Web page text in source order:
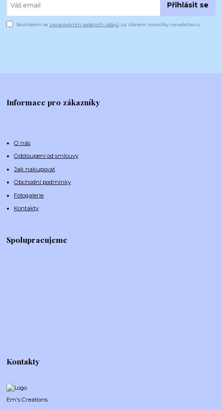
Přihlásit se
Souhlasím se zpracováním osobních údajů za účelem rozesílky newsletteru.
Informace pro zákazníky
O nás
Odstoupení od smlouvy
Jak nakupovat
Obchodní podmínky
Fotogalerie
Kontakty
Spolupracujeme
Kontakty
Em's Creations